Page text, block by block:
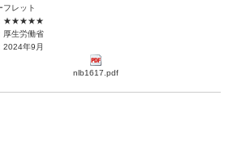
フレット
：★★★★★
厚生労働省
2024年9月
nlb1617.pdf